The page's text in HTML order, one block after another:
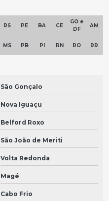
RS PE BA CE
GO e
DF
AM
MS PB PI RN RO RR
São Gonçalo
Nova Iguaçu
Belford Roxo
São João de Meriti
Volta Redonda
Magé
Cabo Frio